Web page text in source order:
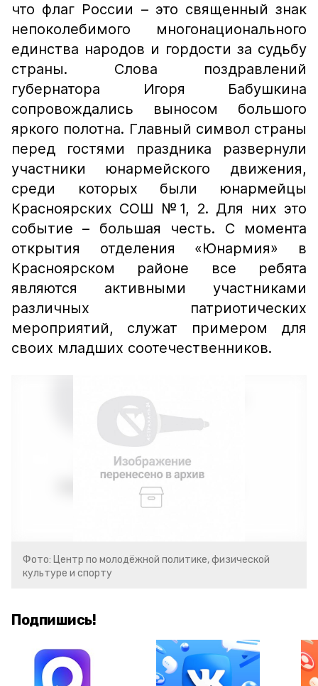
что флаг России – это священный знак
непоколебимого многонационального
единства народов и гордости за судьбу
страны. Слова поздравлений
губернатора Игоря Бабушкина
сопровождались выносом большого
яркого полотна. Главный символ страны
перед гостями праздника развернули
участники юнармейского движения,
среди которых были юнармейцы
Красноярских СОШ №1, 2. Для них это
событие – большая честь. С момента
открытия отделения «Юнармия» в
Красноярском районе все ребята
являются активными участниками
различных патриотических
мероприятий, служат примером для
своих младших соотечественников.
Фото: Центр по молодёжной политике, физической
культуре и спорту
Подпишись!